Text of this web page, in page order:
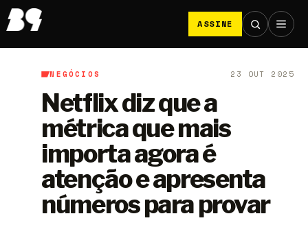
ASSINE
B9/Negócios
NEGÓCIOS 23 OUT 2025
Netflix diz que a
métrica que mais
importa agora é
atenção e apresenta
números para provar